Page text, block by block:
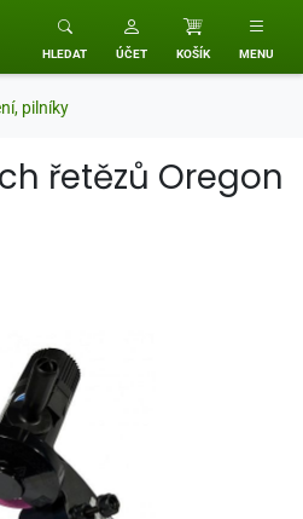
HLEDAT ÚČET KOŠÍK MENU
pilníky
řetězů Oregon